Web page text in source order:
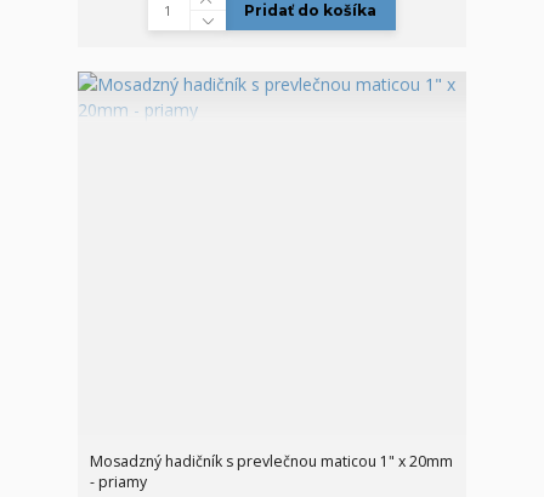
Pridať do košíka
Mosadzný hadičník s prevlečnou maticou 1" x 20mm
- priamy